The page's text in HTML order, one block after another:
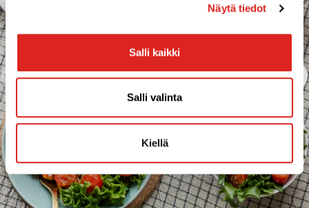
Näytä tiedot
Salli kaikki
Salli valinta
Kiellä